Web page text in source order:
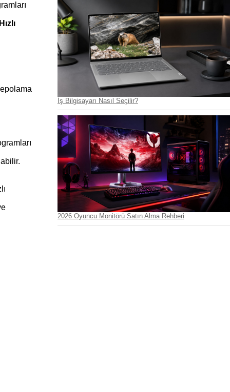
Hızlı
İş Bilgisayarı Nasıl Seçilir?
2026 Oyuncu Monitörü Satın Alma Rehberi